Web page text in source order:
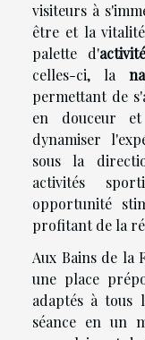
visiteurs à
être et la
palette d'
celles-ci, la
permettant de
en douceur
dynamiser
sous la
activités
opportunité
profitant de la
Aux Bains de la
une place
adaptés à tous
séance en un